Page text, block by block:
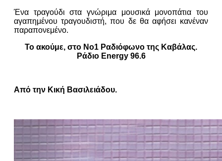
Ένα τραγούδι στα γνώριμα μουσικά μονοπάτια του
αγαπημένου τραγουδιστή, που δε θα αφήσει κανέναν
παραπονεμένο.
Το ακούμε, στο Νο1 Ραδιόφωνο της Καβάλας.
Ράδιο Energy 96.6
Από την Κική Βασιλειάδου.